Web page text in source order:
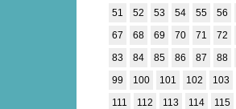
51
52 53 54 55 56
67
68 69 70 71 72
83
84 85 86 87 88
99
100 101 102 103
111
112 113 114 115